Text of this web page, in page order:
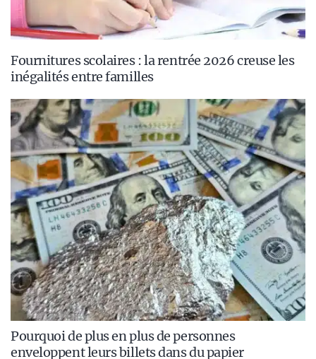
Fournitures scolaires : la rentrée 2026 creuse les
inégalités entre familles
Pourquoi de plus en plus de personnes
enveloppent leurs billets dans du papier